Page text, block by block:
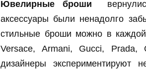
Ювелирные броши
аксессуары были ненадолго
стильные броши можно в
Versace, Armani, Gucci, Prada,
дизайнеры